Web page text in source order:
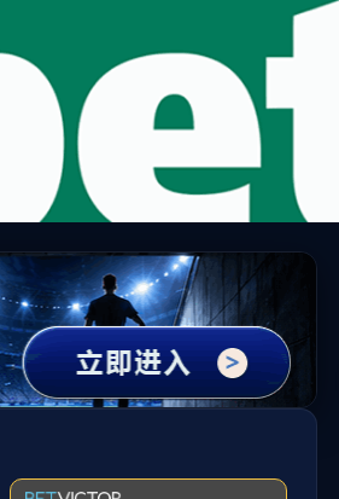
集团)有限公司-Official Website